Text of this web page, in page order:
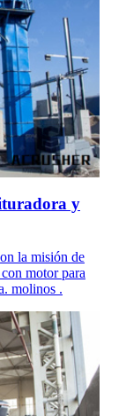
y
la misión de
motor para
molinos .